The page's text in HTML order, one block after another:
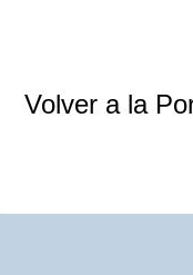
Volver a la